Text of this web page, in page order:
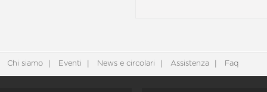
Chi siamo Eventi News e circolari Assistenza Faq